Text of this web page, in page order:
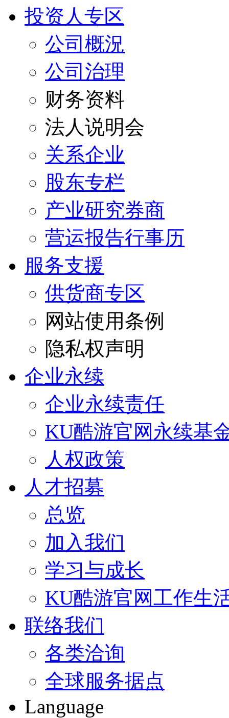
投资人专区
公司概況
公司治理
财务资料
法人说明会
关系企业
股东专栏
产业研究券商
营运报告行事历
服务支援
供货商专区
网站使用条例
隐私权声明
企业永续
企业永续责任
KU酷游官网永续基
人权政策
人才招募
总览
加入我们
学习与成长
KU酷游官网工作生
联络我们
各类洽询
全球服务据点
Language